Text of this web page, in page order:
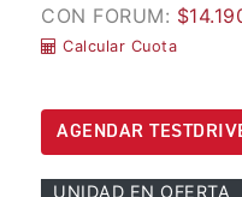
CON FORUM:
Calcular Cuota
AGENDAR
UNIDAD EN OFERTA